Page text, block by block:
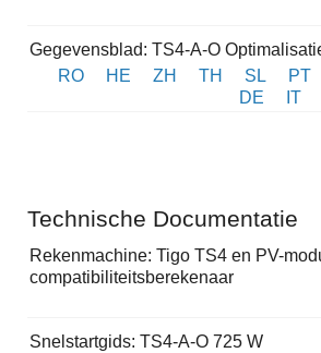
Gegevensblad: TS4-A-O
RO
HE ZH TH SL PT
DE
IT
Technische Documentatie
Rekenmachine: Tigo TS4 en PV-
compatibiliteitsberekenaar
Snelstartgids: TS4-A-O 725 W